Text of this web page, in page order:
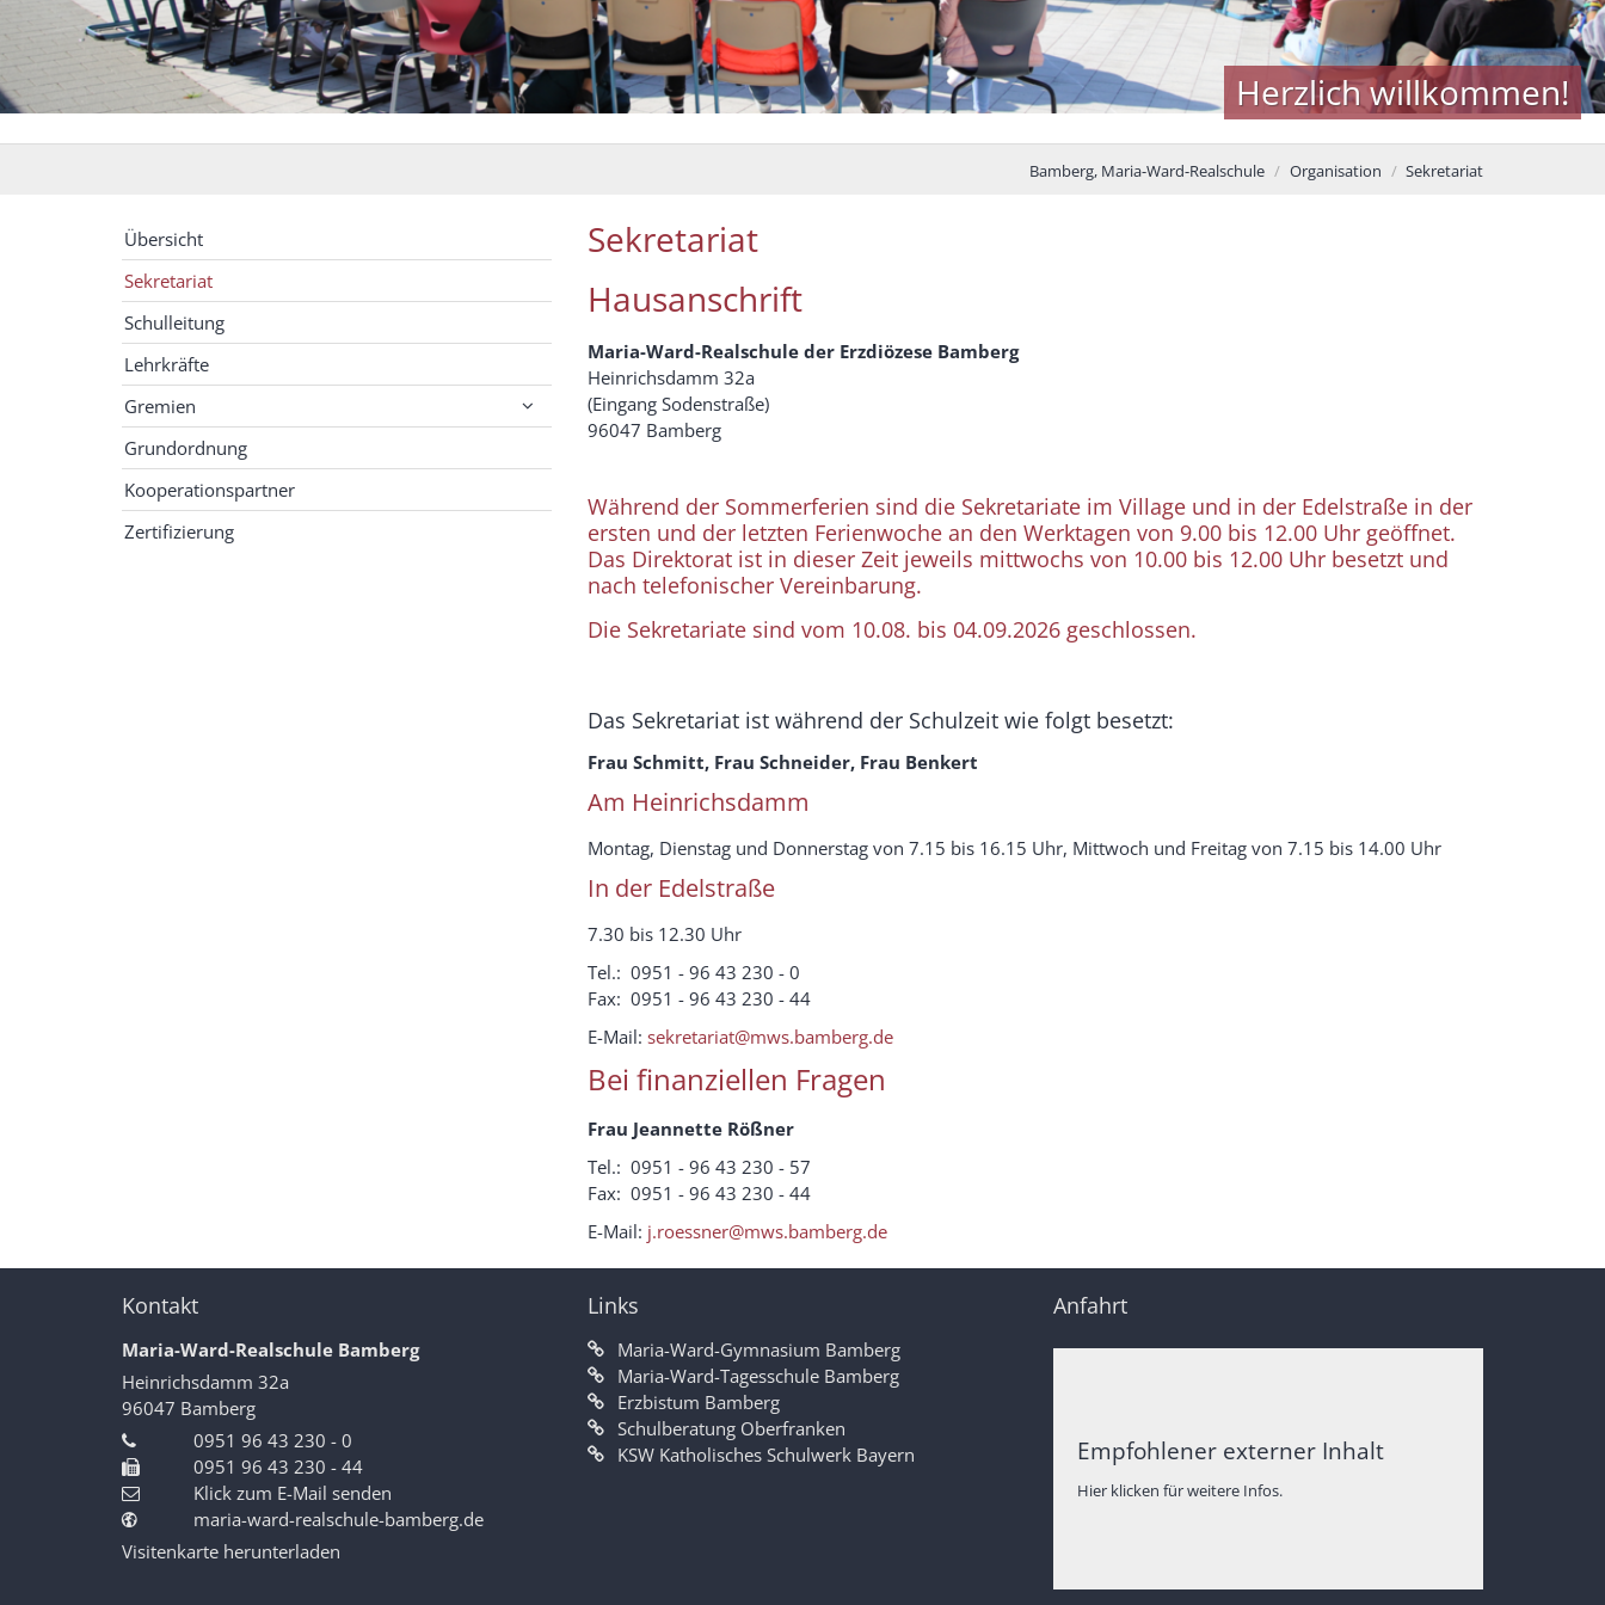
Herzlich willkommen!
Bamberg, Maria-Ward-Realschule Organisation Sekretariat
Sekretariat
Hausanschrift
Maria-Ward-Realschule der Erzdiözese Bamberg
Heinrichsdamm 32a
(Eingang Sodenstraße)
96047 Bamberg
Während der Sommerferien sind die Sekretariate im Village und in der Edelstraße in der
ersten und der letzten Ferienwoche an den Werktagen von 9.00 bis 12.00 Uhr geöffnet.
Das Direktorat ist in dieser Zeit jeweils mittwochs von 10.00 bis 12.00 Uhr besetzt und
nach telefonischer Vereinbarung.
Die Sekretariate sind vom 10.08. bis 04.09.2026 geschlossen.
Das Sekretariat ist während der Schulzeit wie folgt besetzt:
Frau Schmitt, Frau Schneider, Frau Benkert
Am Heinrichsdamm
Montag, Dienstag und Donnerstag von 7.15 bis 16.15 Uhr, Mittwoch und Freitag von 7.15 bis 14.00 Uhr
In der Edelstraße
7.30 bis 12.30 Uhr
Tel.: 0951 - 96 43 230 - 0
Fax: 0951 - 96 43 230 - 44
E-Mail: sekretariat@mws.bamberg.de
Bei finanziellen Fragen
Frau Jeannette Rößner
Tel.: 0951 - 96 43 230 - 57
Fax: 0951 - 96 43 230 - 44
E-Mail: j.roessner@mws.bamberg.de
Übersicht
Sekretariat
Schulleitung
Lehrkräfte
Gremien
Grundordnung
Kooperationspartner
Zertifizierung
Kontakt
Maria-Ward-Realschule Bamberg
Heinrichsdamm 32a
96047 Bamberg
0951 96 43 230 - 0
0951 96 43 230 - 44
Klick zum E-Mail senden
maria-ward-realschule-bamberg.de
Visitenkarte herunterladen
Links
Maria-Ward-Gymnasium Bamberg
Maria-Ward-Tagesschule Bamberg
Erzbistum Bamberg
Schulberatung Oberfranken
KSW Katholisches Schulwerk Bayern
Anfahrt
Empfohlener externer Inhalt
Hier klicken für weitere Infos.